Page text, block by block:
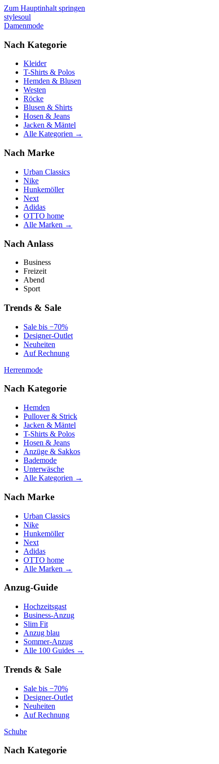
Zum Hauptinhalt springen
stylesoul
Damenmode
Nach Kategorie
Kleider
T-Shirts & Polos
Hemden & Blusen
Westen
Röcke
Blusen & Shirts
Hosen & Jeans
Jacken & Mäntel
Alle Kategorien →
Nach Marke
Urban Classics
Nike
Hunkemöller
Next
Adidas
OTTO home
Alle Marken →
Nach Anlass
Business
Freizeit
Abend
Sport
Trends & Sale
Sale bis −70%
Designer-Outlet
Neuheiten
Auf Rechnung
Herrenmode
Nach Kategorie
Hemden
Pullover & Strick
Jacken & Mäntel
T-Shirts & Polos
Hosen & Jeans
Anzüge & Sakkos
Bademode
Unterwäsche
Alle Kategorien →
Nach Marke
Urban Classics
Nike
Hunkemöller
Next
Adidas
OTTO home
Alle Marken →
Anzug-Guide
Hochzeitsgast
Business-Anzug
Slim Fit
Anzug blau
Sommer-Anzug
Alle 100 Guides →
Trends & Sale
Sale bis −70%
Designer-Outlet
Neuheiten
Auf Rechnung
Schuhe
Nach Kategorie